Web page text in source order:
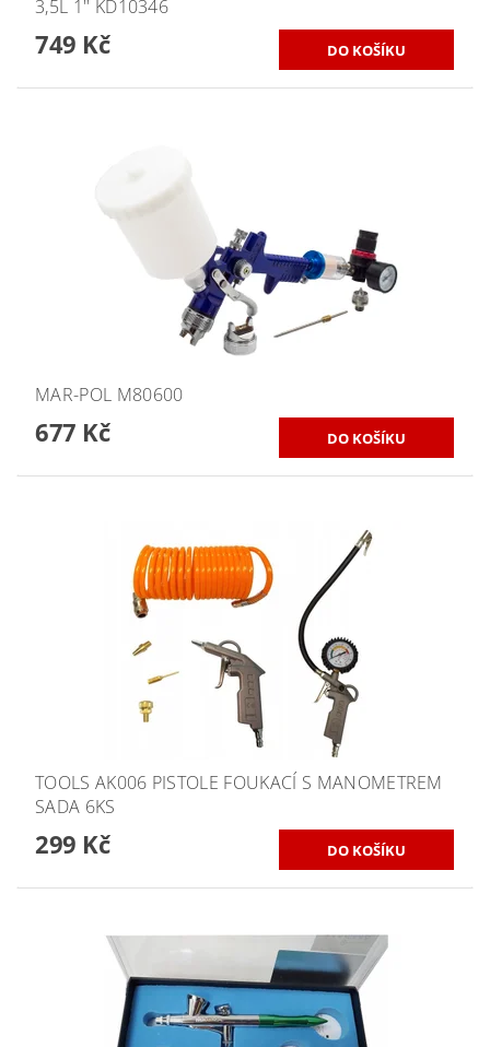
3,5L 1'' KD10346
749 Kč
MAR-POL M80600
677 Kč
TOOLS AK006 PISTOLE FOUKACÍ S MANOMETREM
SADA 6KS
299 Kč